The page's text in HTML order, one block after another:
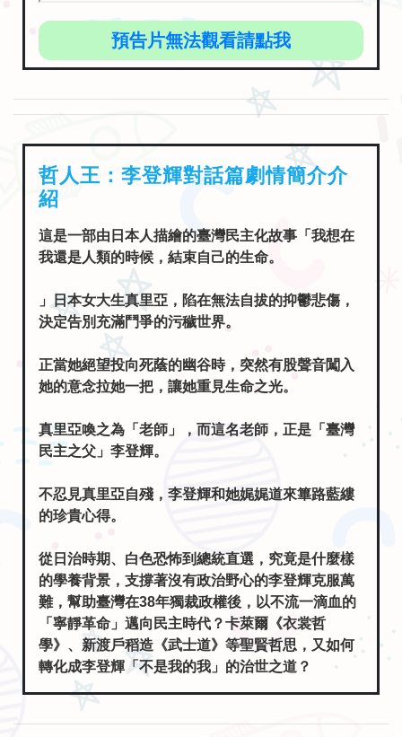
預告片無法觀看請點我
哲人王：李登輝對話篇劇情簡介介
紹
這是一部由日本人描繪的臺灣民主化故事「我想在
我還是人類的時候，結束自己的生命。
」日本女大生真里亞，陷在無法自拔的抑鬱悲傷，
決定告別充滿鬥爭的污穢世界。
正當她絕望投向死蔭的幽谷時，突然有股聲音闖入
她的意念拉她一把，讓她重見生命之光。
真里亞喚之為「老師」，而這名老師，正是「臺灣
民主之父」李登輝。
不忍見真里亞自殘，李登輝和她娓娓道來篳路藍縷
的珍貴心得。
從日治時期、白色恐怖到總統直選，究竟是什麼樣
的學養背景，支撐著沒有政治野心的李登輝克服萬
難，幫助臺灣在38年獨裁政權後，以不流一滴血的
「寧靜革命」邁向民主時代？卡萊爾《衣裳哲
學》、新渡戶稻造《武士道》等聖賢哲思，又如何
轉化成李登輝「不是我的我」的治世之道？